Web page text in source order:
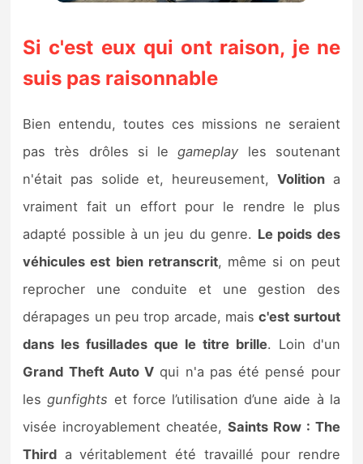
Si c'est eux qui ont raison, je ne
suis pas raisonnable
Bien entendu, toutes ces missions ne seraient
pas très drôles si legameplay les soutenant
n'était pas solide et, heureusement, Volitiona
vraiment fait un effort pour le rendre le plus
adapté possible à un jeu du genre. Le poids des
véhicules est bien retranscrit, même si on peut
reprocher une conduite et une gestion des
dérapages un peu trop arcade, maisc'est surtout
dans les fusillades que le titre brille. Loin d'un
Grand Theft Auto V qui n'a pas été pensé pour
lesgunfights et force l’utilisation d’une aide à la
visée incroyablement cheatée, Saints Row : The
Third a véritablement été travaillé pour rendre